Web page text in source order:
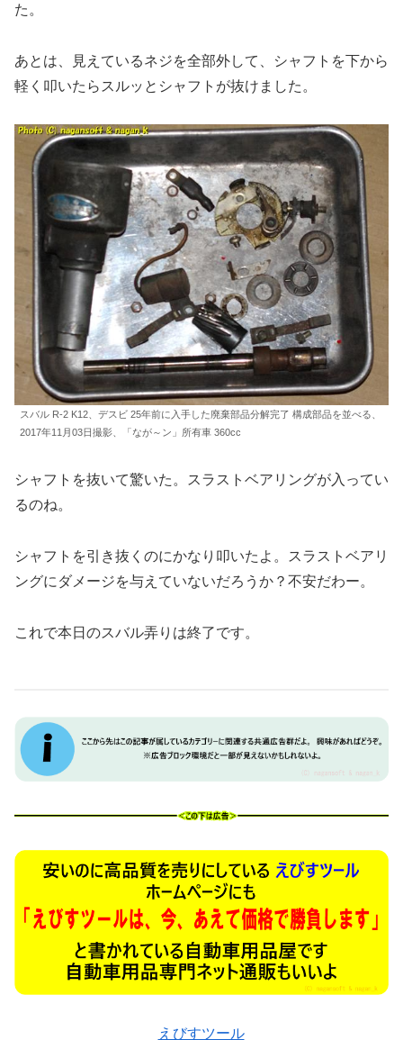
た。
あとは、見えているネジを全部外して、シャフトを下から
軽く叩いたらスルッとシャフトが抜けました。
スバル R-2 K12、デスビ 25年前に入手した廃棄部品分解完了 構成部品を並べる、
2017年11月03日撮影、「なが～ン」所有車 360cc
シャフトを抜いて驚いた。スラストベアリングが入ってい
るのね。
シャフトを引き抜くのにかなり叩いたよ。スラストベアリ
ングにダメージを与えていないだろうか？不安だわー。
これで本日のスバル弄りは終了です。
えびすツール